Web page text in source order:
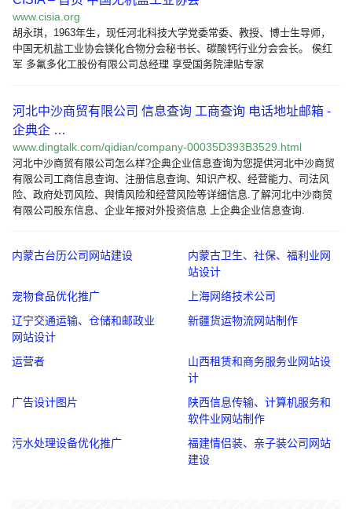
www.cisia.org
胡永琪，1963年生，现任河北科技大学党委常委、教授、博士生导师，
中国无机盐工业协会镁化合物分会秘书长、碳酸钙行业分会会长。 侯红
军 多氟多化工股份有限公司总经理 享受国务院津贴专家
河北中沙商贸有限公司 信息查询 工商查询 电话地址邮箱 -
企典企 …
www.dingtalk.com/qidian/company-00035D393B3529.html
河北中沙商贸有限公司怎么样?企典企业信息查询为您提供河北中沙商贸
有限公司工商信息查询、注册信息查询、知识产权、经营能力、司法风
险、政府处罚风险、舆情风险和经营风险等详细信息.了解河北中沙商贸
有限公司股东信息、企业年报对外投资信息 上企典企业信息查询.
内蒙古台历公司网站建设
内蒙古卫生、社保、福利业网
站设计
宠物食品优化推广
上海网络技术公司
辽宁交通运输、仓储和邮政业
网站设计
新疆货运物流网站制作
运营者
山西租赁和商务服务业网站设
计
广告设计图片
陕西信息传输、计算机服务和
软件业网站制作
污水处理设备优化推广
福建情侣装、亲子装公司网站
建设